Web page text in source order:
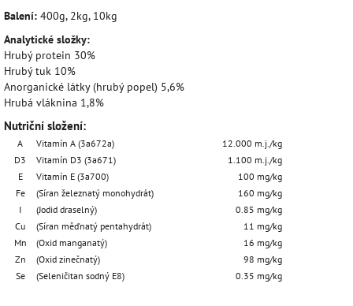
Balení: 400g, 2kg, 10kg
Analytické složky:
Hrubý protein 30%
Hrubý tuk 10%
Anorganické látky (hrubý popel) 5,6%
Hrubá vláknina 1,8%
Nutriční složení:
A Vitamín A (3a672a)
12.000 m.j./kg
D3
Vitamín D3 (3a671)
1.100 m.j./kg
E
Vitamín E (3a700)
100 mg/kg
Fe
(Síran železnatý monohydrát)
160 mg/kg
I
(Jodid draselný)
0.85 mg/kg
Cu
(Síran měďnatý pentahydrát)
11 mg/kg
Mn
(Oxid manganatý)
16 mg/kg
Zn
(Oxid zinečnatý)
98 mg/kg
Se
(Seleničitan sodný E8) 0.35 mg/kg